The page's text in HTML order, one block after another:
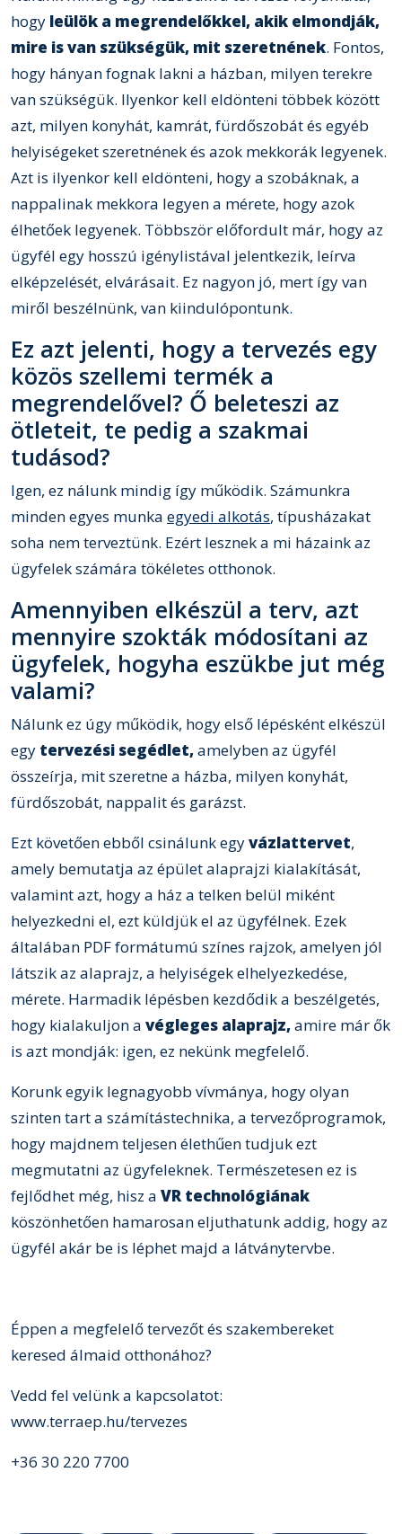
hogy leülök a megrendelőkkel, akik elmondják,
mire is van szükségük, mit szeretnének. Fontos,
hogy hányan fognak lakni a házban, milyen terekre
van szükségük. Ilyenkor kell eldönteni többek között
azt, milyen konyhát, kamrát, fürdőszobát és egyéb
helyiségeket szeretnének és azok mekkorák legyenek.
Azt is ilyenkor kell eldönteni, hogy a szobáknak, a
nappalinak mekkora legyen a mérete, hogy azok
élhetőek legyenek. Többször előfordult már, hogy az
ügyfél egy hosszú igénylistával jelentkezik, leírva
elképzelését, elvárásait. Ez nagyon jó, mert így van
miről beszélnünk, van kiindulópontunk.
Ez azt jelenti, hogy a tervezés egy
közös szellemi termék a
megrendelővel? Ő beleteszi az
ötleteit, te pedig a szakmai
tudásod?
Igen, ez nálunk mindig így működik. Számunkra
minden egyes munka egyedi alkotás, típusházakat
soha nem terveztünk. Ezért lesznek a mi házaink az
ügyfelek számára tökéletes otthonok.
Amennyiben elkészül a terv, azt
mennyire szokták módosítani az
ügyfelek, hogyha eszükbe jut még
valami?
Nálunk ez úgy működik, hogy első lépésként elkészül
egy tervezési segédlet,amelyben az ügyfél
összeírja, mit szeretne a házba, milyen konyhát,
fürdőszobát, nappalit és garázst.
Ezt követően ebből csinálunk egyvázlattervet,
amely bemutatja az épület alaprajzi kialakítását,
valamint azt, hogy a ház a telken belül miként
helyezkedni el, ezt küldjük el az ügyfélnek. Ezek
általában PDF formátumú színes rajzok, amelyen jól
látszik az alaprajz, a helyiségek elhelyezkedése,
mérete. Harmadik lépésben kezdődik a beszélgetés,
hogy kialakuljon a végleges alaprajz,amire már ők
is azt mondják: igen, ez nekünk megfelelő.
Korunk egyik legnagyobb vívmánya, hogy olyan
szinten tart a számítástechnika, a tervezőprogramok,
hogy majdnem teljesen élethűen tudjuk ezt
megmutatni az ügyfeleknek. Természetesen ez is
fejlődhet még, hisz a VR technológiának
köszönhetően hamarosan eljuthatunk addig, hogy az
ügyfél akár be is léphet majd a látványtervbe.
Éppen a megfelelő tervezőt és szakembereket
keresed álmaid otthonához?
Vedd fel velünk a kapcsolatot:
www.terraep.hu/tervezes
+36 30 220 7700